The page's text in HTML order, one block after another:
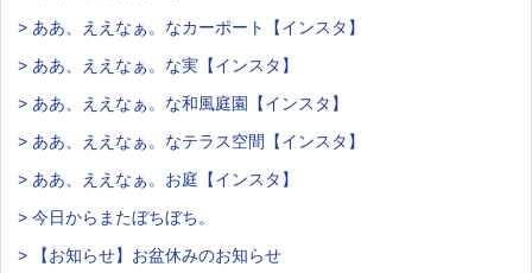
> ああ、ええなぁ。なカーポート【インスタ】
> ああ、ええなぁ。な実【インスタ】
> ああ、ええなぁ。な和風庭園【インスタ】
> ああ、ええなぁ。なテラス空間【インスタ】
> ああ、ええなぁ。お庭【インスタ】
> 今日からまたぼちぼち。
> 【お知らせ】お盆休みのお知らせ